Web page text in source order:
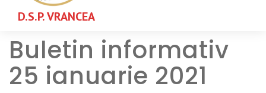
D.S.P. VRANCEA
Buletin informativ
25 ianuarie 2021